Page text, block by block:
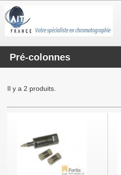
Pré-colonnes
Il y a 2 produits.